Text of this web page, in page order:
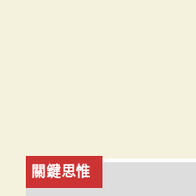
關鍵思惟